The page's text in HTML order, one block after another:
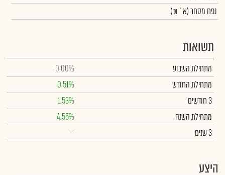
נפח מסחר(א` ₪)
תשואות
מתחילת השבוע
0.00%
מתחילת החודש
0.51%
3 חודשים
1.53%
מתחילת השנה
4.55%
3 שנים
--
היצע